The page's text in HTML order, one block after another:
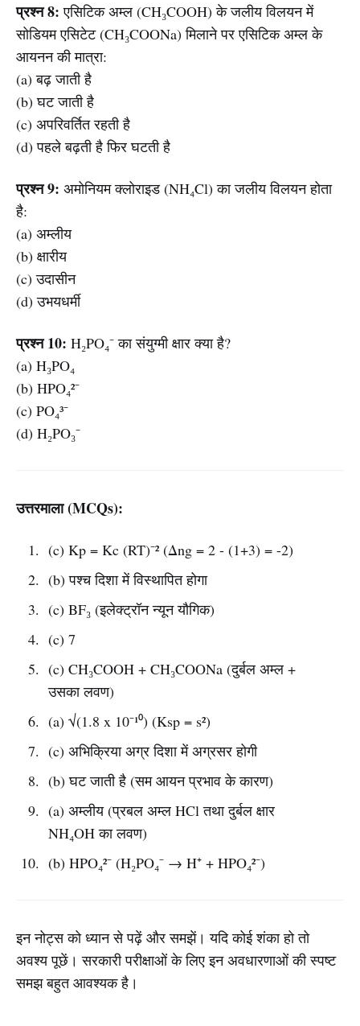
प्रश्न 8: एसिटिक अम्ल (CH₃COOH) के जलीय विलयन में
सोडियम एसिटेट (CH₃COONa) मिलाने पर एसिटिक अम्ल के
आयनन की मात्रा:
(a) बढ़ जाती है
(b) घट जाती है
(c) अपरिवर्तित रहती है
(d) पहले बढ़ती है फिर घटती है
प्रश्न 9: अमोनियम क्लोराइड (NH₄Cl) का जलीय विलयन होता
है:
(a) अम्लीय
(b) क्षारीय
(c) उदासीन
(d) उभयधर्मी
प्रश्न 10: H₂PO₄⁻ का संयुग्मी क्षार क्या है?
(a) H₃PO₄
(b) HPO₄²⁻
(c) PO₄³⁻
(d) H₂PO₃⁻
उत्तरमाला (MCQs):
(c) Kp = Kc (RT)⁻² (Δng = 2 - (1+3) = -2)
(b) पश्च दिशा में विस्थापित होगा
(c) BF₃ (इलेक्ट्रॉन न्यून यौगिक)
(c) 7
(c) CH₃COOH + CH₃COONa (दुर्बल अम्ल +
उसका लवण)
(a) √(1.8 x 10⁻¹⁰) (Ksp = s²)
(c) अभिक्रिया अग्र दिशा में अग्रसर होगी
(b) घट जाती है (सम आयन प्रभाव के कारण)
(a) अम्लीय (प्रबल अम्ल HCl तथा दुर्बल क्षार
NH₄OH का लवण)
(b) HPO₄²⁻ (H₂PO₄⁻ → H⁺ + HPO₄²⁻)
इन नोट्स को ध्यान से पढ़ें और समझें। यदि कोई शंका हो तो
अवश्य पूछें। सरकारी परीक्षाओं के लिए इन अवधारणाओं की स्पष्ट
समझ बहुत आवश्यक है।